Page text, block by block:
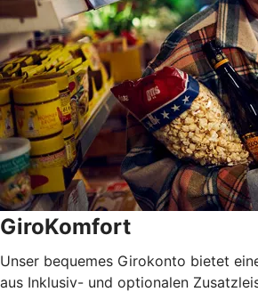
GiroKomfort
Unser bequemes Girokonto bietet
aus Inklusiv- und optionalen